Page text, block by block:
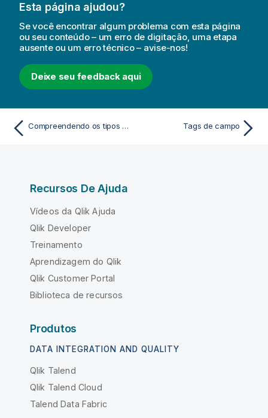
Esta página ajudou?
Se você encontrar algum problema com esta página
ou seu conteúdo – um erro de digitação, uma etapa
ausente ou um erro técnico – avise-nos!
Deixe seu feedback aqui
Compreendendo os tipos de dados Tags de campo
Recursos De Ajuda
Vídeos da Qlik Ajuda
Qlik Developer
Treinamento
Aprendizagem do Qlik
Qlik Customer Portal
Biblioteca de recursos
Produtos
DATA INTEGRATION AND QUALITY
Qlik Talend
Qlik Talend Cloud
Talend Data Fabric